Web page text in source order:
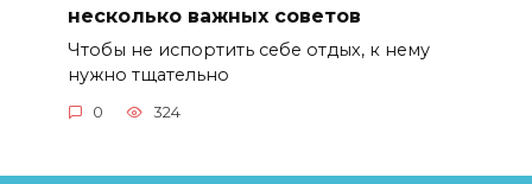
несколько важных советов
Чтобы не испортить себе отдых, к нему
нужно тщательно
0 324